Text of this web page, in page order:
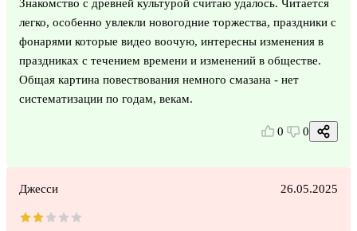
Знакомство с древней культурой считаю удалось. Читается
легко, особенно увлекли новогодние торжества, праздники с
фонарями которые видео воочую, интересны изменения в
праздниках с течением времени и изменений в обществе.
Общая картина повествования немного смазана - нет
систематизации по годам, векам.
0 0
Джесси 26.05.2025